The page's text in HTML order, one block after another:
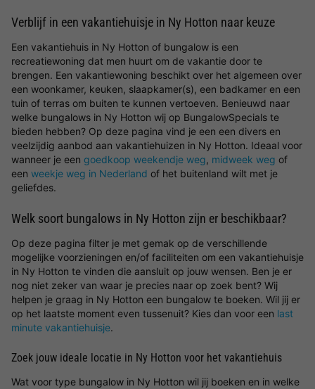
Verblijf in een vakantiehuisje in Ny Hotton naar keuze
Een vakantiehuis in Ny Hotton of bungalow is een
recreatiewoning dat men huurt om de vakantie door te
brengen. Een vakantiewoning beschikt over het algemeen over
een woonkamer, keuken, slaapkamer(s), een badkamer en een
tuin of terras om buiten te kunnen vertoeven. Benieuwd naar
welke bungalows in Ny Hotton wij op BungalowSpecials te
bieden hebben? Op deze pagina vind je een een divers en
veelzijdig aanbod aan vakantiehuizen in Ny Hotton. Ideaal voor
wanneer je een goedkoop weekendje weg, midweek weg of
een weekje weg in Nederland of het buitenland wilt met je
geliefdes.
Welk soort bungalows in Ny Hotton zijn er beschikbaar?
Op deze pagina filter je met gemak op de verschillende
mogelijke voorzieningen en/of faciliteiten om een vakantiehuisje
in Ny Hotton te vinden die aansluit op jouw wensen. Ben je er
nog niet zeker van waar je precies naar op zoek bent? Wij
helpen je graag in Ny Hotton een bungalow te boeken. Wil jij er
op het laatste moment even tussenuit? Kies dan voor een last
minute vakantiehuisje.
Zoek jouw ideale locatie in Ny Hotton voor het vakantiehuis
Wat voor type bungalow in Ny Hotton wil jij boeken en in welke